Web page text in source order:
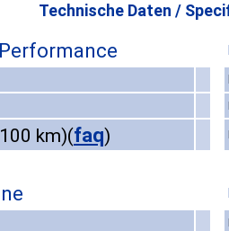
Technische Daten /
km)(faq)